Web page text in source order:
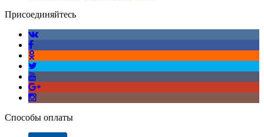
Присоединяйтесь
Способы оплаты